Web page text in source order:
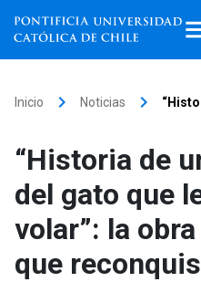
Facultades, escuelas e
institutos
Investigación
Inicio keyboard_arrow_right Noticias keyboard_arrow_right
“Historia de
del gato que
volar”: la
que